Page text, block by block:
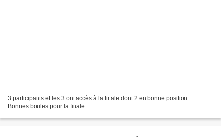
3 participants et les 3 ont accès à la finale dont 2 en bonne position...
Bonnes boules pour la finale